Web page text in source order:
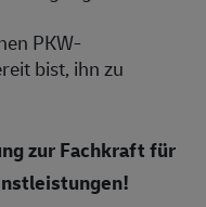
PKW-
bist, ihn zu
zur Fachkraft für